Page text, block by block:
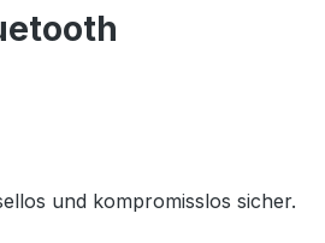
und kompromisslos sicher.